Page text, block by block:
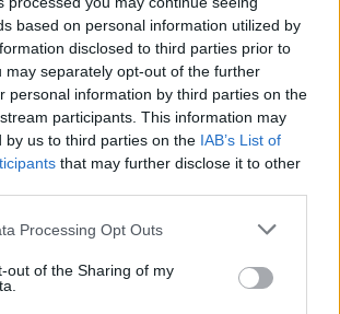
based on personal information utilized by
disclosed to third parties prior to
may separately opt-out of the further
personal information by third parties on the
participants. This information may
by us to third parties on the IAB’s List of
that may further disclose it to other
Processing Opt Outs
out of the Sharing of my
sija. Starsin sisäisessä maalipörssissä
pisteitä hän on nakuttanut Dallasin
eniten.